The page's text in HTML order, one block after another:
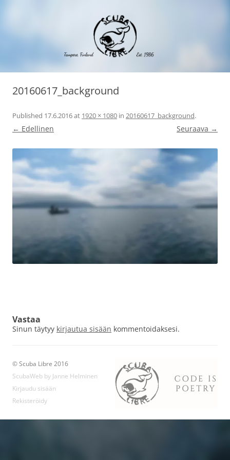
20160617_background
Published 17.6.2016at 1920 × 1080 in 20160617_background.
← Edellinen Seuraava →
Vastaa
Sinun täytyy kirjautua sisään kommentoidaksesi.
© Scuba Libre 2016
ScubaWeb by Janne Helminen
Kirjaudu sisään
Rekisteröidy